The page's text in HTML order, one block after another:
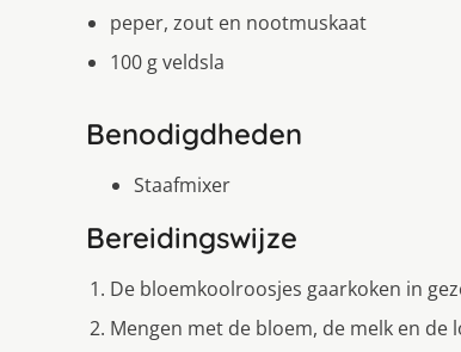
peper, zout en nootmuskaat
100 g veldsla
Benodigdheden
Staafmixer
Bereidingswijze
De bloemkoolroosjes gaarkoken in
Mengen met de bloem, de melk en